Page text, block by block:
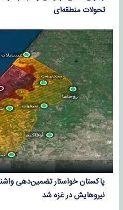
تحولات منطقه‌ای
پاکستان خواستار تضمین‌دهی
نیروهایش در غزه شد